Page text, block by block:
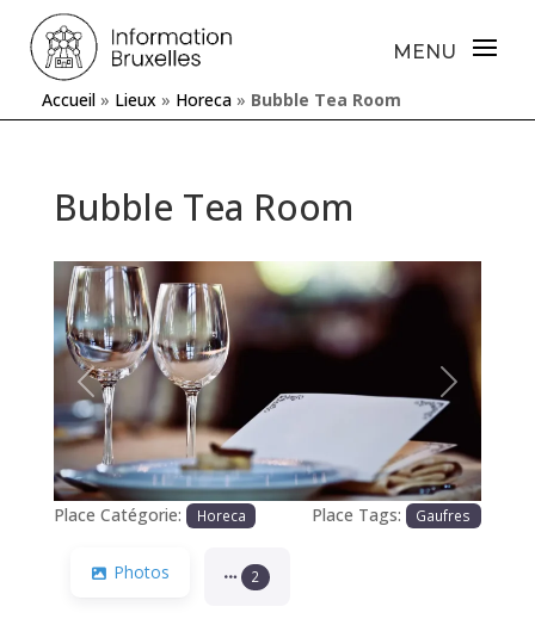
Accueil » Lieux » Horeca » Bubble Tea Room
Bubble Tea Room
Précédente Prochaine
Place Catégorie: Horeca Place Tags: Gaufres
Photos 2